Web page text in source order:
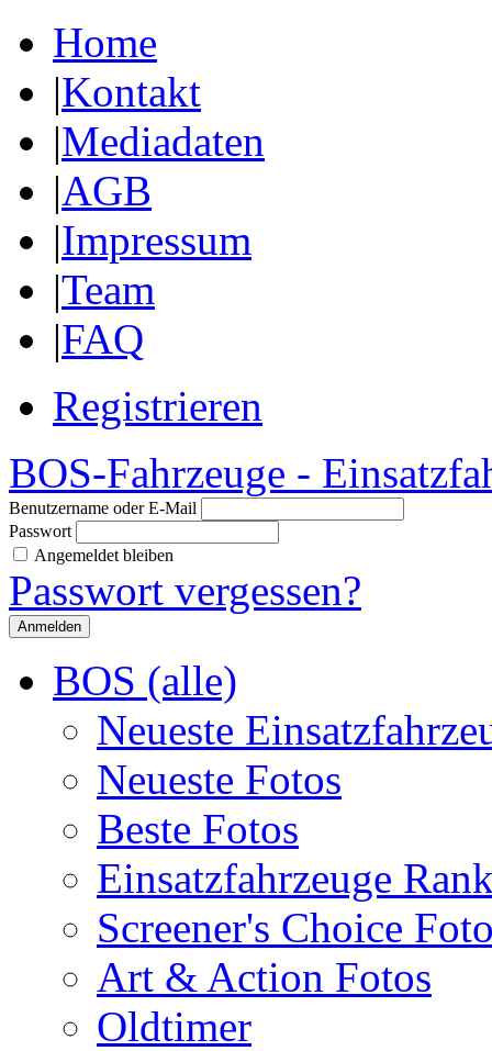
Home
|Kontakt
|Mediadaten
|AGB
|Impressum
|Team
|FAQ
Registrieren
BOS-Fahrzeuge -
Benutzername oder E-Mail
Passwort
Angemeldet bleiben
Passwort vergessen?
BOS (alle)
Neueste
Neueste Fotos
Beste Fotos
Einsatzfahrzeuge
Screener's Choice
Art & Action Fotos
Oldtimer